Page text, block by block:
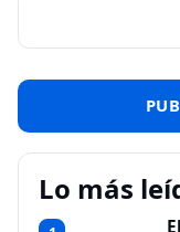
Lo más